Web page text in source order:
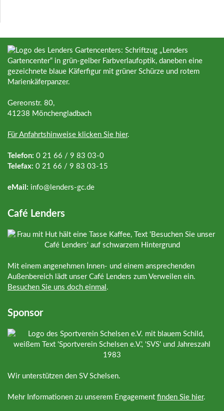
Gereonstr. 80,
41238 Mönchengladbach
Für Anfahrtshinweise klicken Sie hier.
Telefon: 0 21 66 / 9 83 03-0
Telefax: 0 21 66 / 9 83 03-15
eMail: info@ lenders-gc.de
Café Lenders
Mit einem angenehmen Innen- und einem ansprechenden
Außenbereich lädt unser Café Lenders zum Verweilen ein.
Besuchen Sie uns doch einmal .
Sponsor
Wir unterstützen den SV Schelsen.
Mehr Informationen zu unserem Engagement finden Sie hier.